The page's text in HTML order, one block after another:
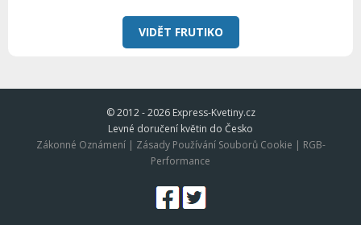
VIDĚT FRUTIKO
© 2012 - 2026 Express-Kvetiny.cz
Levné doručení květin do Česko
Zákonné Oznámení| Zásady Používání Souborů Cookie | RGB-
Performance